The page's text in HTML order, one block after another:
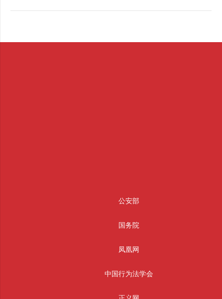
公安部
国务院
凤凰网
中国行为法学会